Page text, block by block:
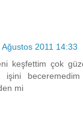
Ağustos 2011 14:33
keşfettim çok
işini
mi